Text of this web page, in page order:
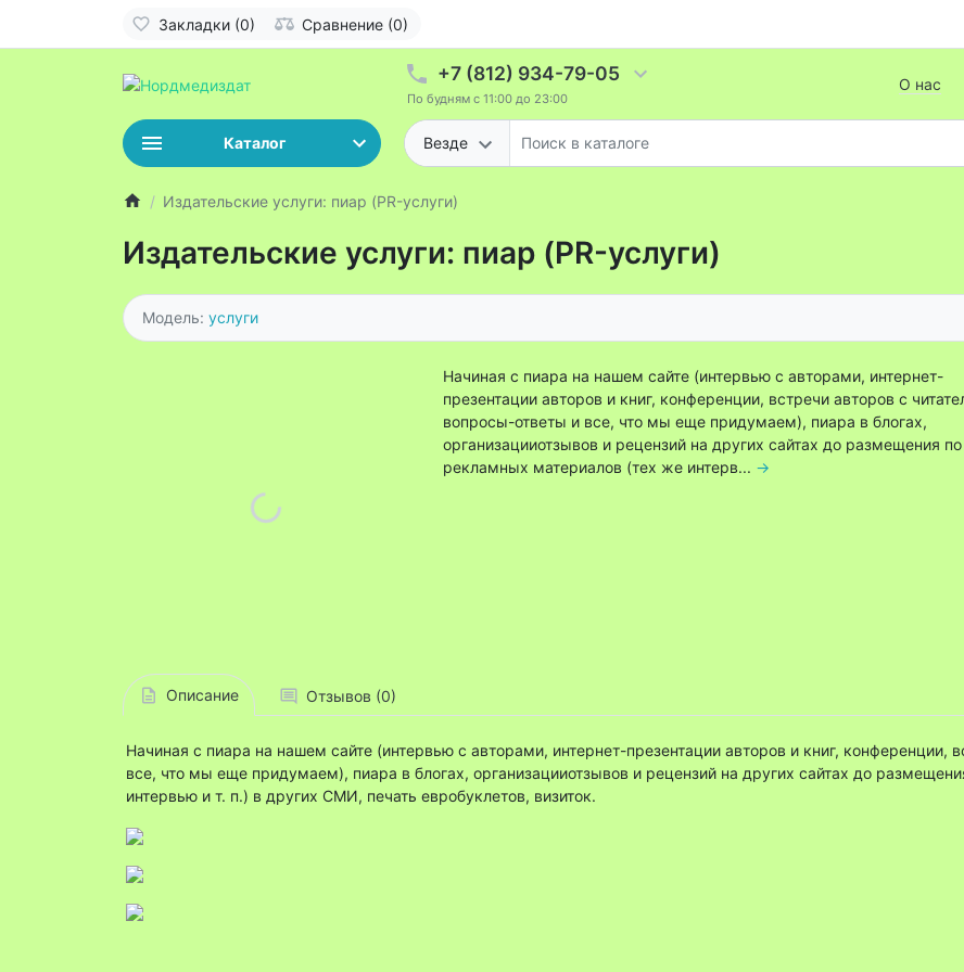
Закладки (0) Сравнение (0)
+7 (812) 934-79-05
По будням с 11:00 до 23:00
Везде
О нас
Каталог
Издательские услуги: пиар (PR-услуги)
Издательские услуги: пиар (PR-услуги)
Модель: услуги
Начиная с пиара на нашем сайте (интервью с авторами, интернет-
презентации авторов и книг, конференции, встречи авторов с
вопросы-ответы и все, что мы еще придумаем), пиара в блогах,
организацииотзывов и рецензий на других сайтах до размещения по
рекламных материалов (тех же интерв... →
Описание Отзывов (0)
Начиная с пиара на нашем сайте (интервью с авторами, интернет-презентации авторов и книг, конференции,
все, что мы еще придумаем), пиара в блогах, организацииотзывов и рецензий на других сайтах до
интервью и т. п.) в других СМИ, печать евробуклетов, визиток.